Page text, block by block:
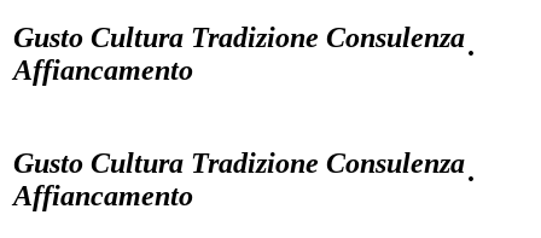
Gusto Cultura Tradizione Consulenza
Affiancamento
·
Gusto Cultura Tradizione Consulenza
Affiancamento
·